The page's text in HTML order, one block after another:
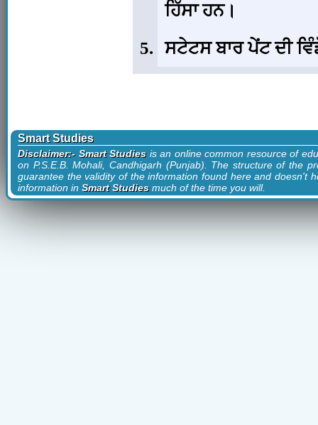
ਹਿੱਸਾ ਹਨ।
ਸਟੇਟਸ ਬਾਰ ਪੇਂਟ ਦੀ
Smart Studies
Disclaimer:- Smart Studiesis an online common resource of
on P.S.E.B. Mohali, Candhigarh (Punjab). The structure of the
guarantee the validity of the information found here and doesn't
information in Smart Studiesmuch of the time you will.